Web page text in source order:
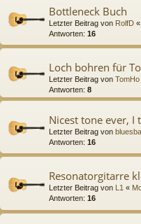
Bottleneck Buch
Letzter Beitrag von RolfD «
Antworten: 16
Loch bohren für
Letzter Beitrag von TomHo
Antworten: 8
Nicest tone ever, I
Letzter Beitrag von
Antworten: 16
Resonatorgitarre
Letzter Beitrag von L1 «
Antworten: 16